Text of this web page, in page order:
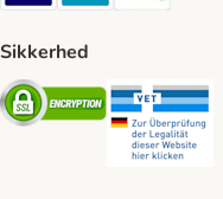
Sikkerhed
Security